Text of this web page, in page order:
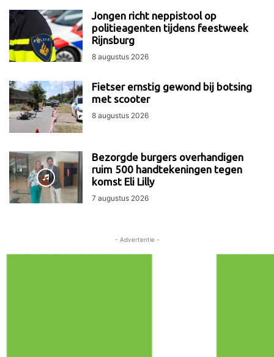
Jongen richt neppistool op
politieagenten tijdens feestweek
Rijnsburg
8 augustus 2026
Fietser ernstig gewond bij botsing
met scooter
8 augustus 2026
Bezorgde burgers overhandigen
ruim 500 handtekeningen tegen
komst Eli Lilly
7 augustus 2026
- Advertentie -